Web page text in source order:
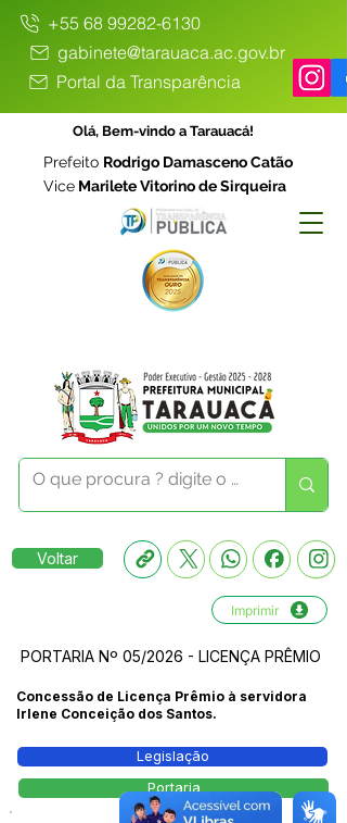
+55 68 99282-6130
gabinete@tarauaca.ac.gov.br
Portal da Transparência
Olá, Bem-vindo a Tarauacá!
Prefeito Rodrigo Damasceno Catão
Vice Marilete Vitorino de Sirqueira
Voltar
Imprimir
PORTARIA Nº 05/2026 - LICENÇA PRÊMIO
Concessão de Licença Prêmio à servidora
Irlene Conceição dos Santos.
Legislação
Portaria